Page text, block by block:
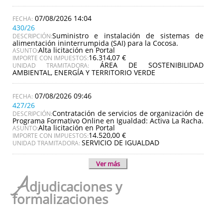
07/08/2026 14:04
430/26
DESCRIPCIÓN:Suministro e instalación de sistemas de
alimentación ininterrumpida (SAI) para la Cocosa.
ASUNTO:Alta licitación en Portal
IMPORTE CON IMPUESTOS:16.314,07 €
UNIDAD TRAMITADORA: ÁREA DE SOSTENIBILIDAD
AMBIENTAL, ENERGÍA Y TERRITORIO VERDE
07/08/2026 09:46
427/26
DESCRIPCIÓN:Contratación de servicios de organización de
Programa Formativo Online en Igualdad: Activa La Racha.
ASUNTO:Alta licitación en Portal
IMPORTE CON IMPUESTOS:14.520,00 €
UNIDAD TRAMITADORA: SERVICIO DE IGUALDAD
Ver más
Adjudicaciones y
formalizaciones